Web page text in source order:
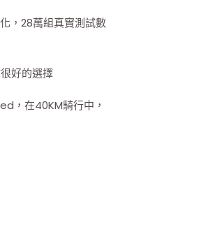
，28萬組真實測試數
好的選擇
，在40KM騎行中，